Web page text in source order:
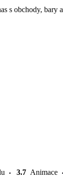
s obchody, bary
3.7 Animace